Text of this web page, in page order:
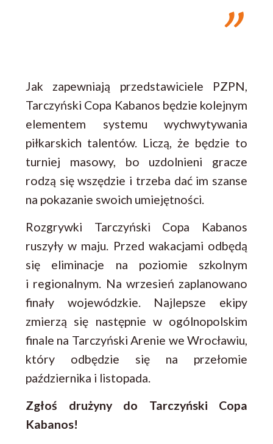
Jak zapewniają przedstawiciele PZPN,
Tarczyński Copa Kabanos będzie kolejnym
elementem systemu wychwytywania
piłkarskich talentów. Liczą, że będzie to
turniej masowy, bo uzdolnieni gracze
rodzą się wszędzie i trzeba dać im szanse
na pokazanie swoich umiejętności.
Rozgrywki Tarczyński Copa Kabanos
ruszyły w maju. Przed wakacjami odbędą
się eliminacje na poziomie szkolnym
i regionalnym. Na wrzesień zaplanowano
finały wojewódzkie. Najlepsze ekipy
zmierzą się następnie w ogólnopolskim
finale na Tarczyński Arenie we Wrocławiu,
który odbędzie się na przełomie
października i listopada.
Zgłoś drużyny do Tarczyński Copa
Kabanos!